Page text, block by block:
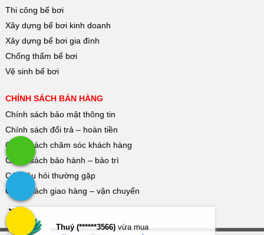
Thi công bể bơi
Xây dựng bể bơi kinh doanh
Xây dựng bể bơi gia đình
Chống thấm bể bơi
Vệ sinh bể bơi
CHÍNH SÁCH BÁN HÀNG
Chính sách bảo mật thông tin
Chính sách đổi trả – hoàn tiền
Chính sách chăm sóc khách hàng
Chính sách bảo hành – bảo trì
Các câu hỏi thường gặp
Chính sách giao hàng – vận chuyển
Thuỷ (******3566) vừa mua